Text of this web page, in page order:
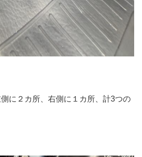
に２カ所、右側に１カ所、計3つの